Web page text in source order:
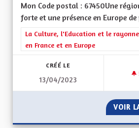
Mon Code postal : 67450Une
forte et une présence en Europe de
Filtrer les résultats de la catégorie :
La Culture, l'Education et le
en France et en Europe
CRÉÉ LE
13/04/2023
VOIR